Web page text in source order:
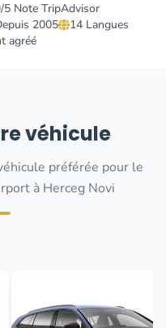
5 Note TripAdvisor
2005
14 Langues
agréé
véhicule
préférée pour le
à Herceg Novi